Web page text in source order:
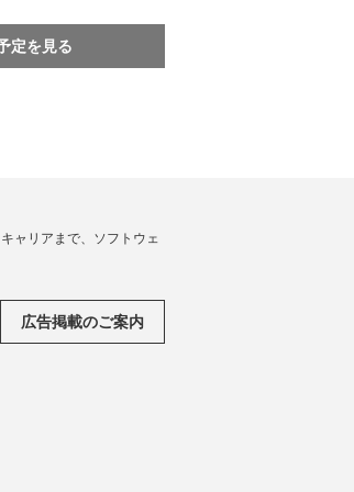
定を見る
ャリアまで、ソフトウェ
広告掲載のご案内